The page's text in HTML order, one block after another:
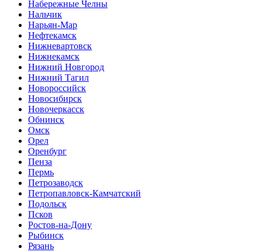
Набережные Челны
Нальчик
Нарьян-Мар
Нефтекамск
Нижневартовск
Нижнекамск
Нижний Новгород
Нижний Тагил
Новороссийск
Новосибирск
Новочеркасск
Обнинск
Омск
Орел
Оренбург
Пенза
Пермь
Петрозаводск
Петропавловск-Камчатский
Подольск
Псков
Ростов-на-Дону
Рыбинск
Рязань